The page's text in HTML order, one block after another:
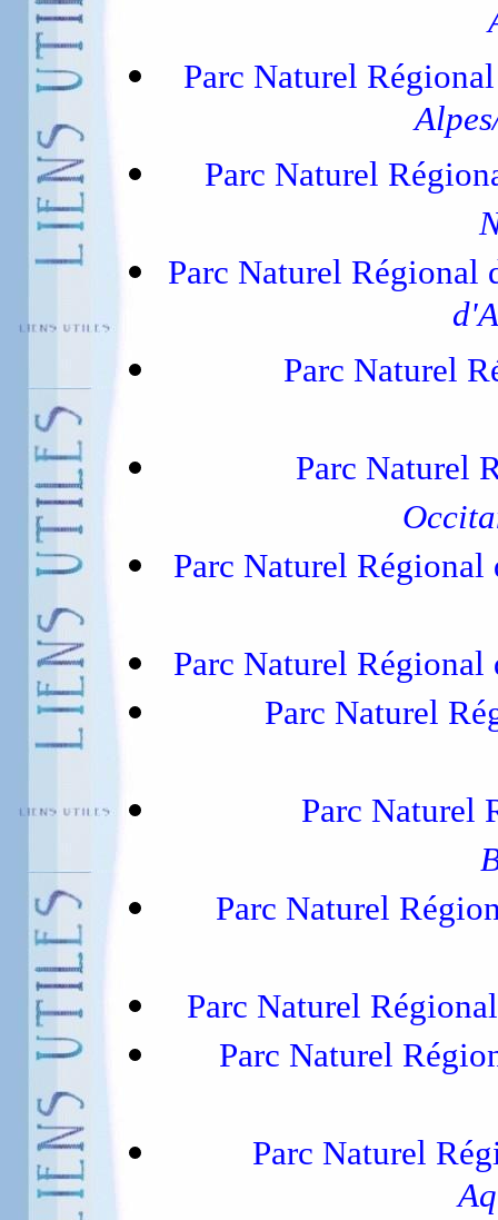
Parc Naturel
Parc Naturel
Parc Naturel Régional
Parc Naturel
Parc Naturel
Parc Naturel Régional
Parc Naturel Régional
Parc Naturel
Parc Naturel
Parc Naturel
Parc Naturel
Parc Naturel
Parc Naturel